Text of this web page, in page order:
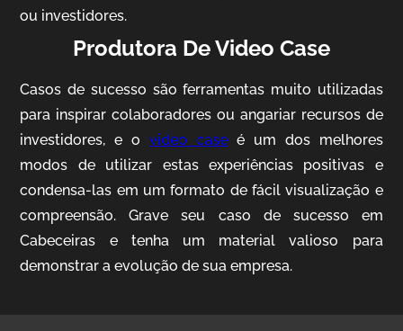
ou investidores.
Produtora De Video Case
Casos de sucesso são ferramentas muito utilizadas
para inspirar colaboradores ou angariar recursos de
investidores, e ovideo case é um dos melhores
modos de utilizar estas experiências positivas e
condensa-las em um formato de fácil visualização e
compreensão. Grave seu caso de sucesso em
Cabeceiras e tenha um material valioso para
demonstrar a evolução de sua empresa.